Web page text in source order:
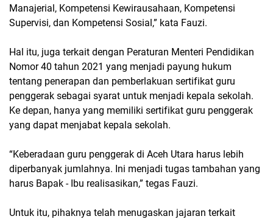
Manajerial, Kompetensi Kewirausahaan, Kompetensi
Supervisi, dan Kompetensi Sosial,” kata Fauzi.
Hal itu, juga terkait dengan Peraturan Menteri Pendidikan
Nomor 40 tahun 2021 yang menjadi payung hukum
tentang penerapan dan pemberlakuan sertifikat guru
penggerak sebagai syarat untuk menjadi kepala sekolah.
Ke depan, hanya yang memiliki sertifikat guru penggerak
yang dapat menjabat kepala sekolah.
“Keberadaan guru penggerak di Aceh Utara harus lebih
diperbanyak jumlahnya. Ini menjadi tugas tambahan yang
harus Bapak - Ibu realisasikan,” tegas Fauzi.
Untuk itu, pihaknya telah menugaskan jajaran terkait